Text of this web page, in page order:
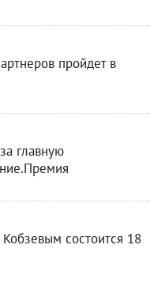
пройдет в
главную
состоится 18